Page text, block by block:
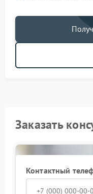
Заказать
Контактный